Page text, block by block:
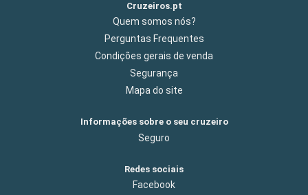
Cruzeiros.pt
Quem somos nós?
Perguntas Frequentes
Condições gerais de venda
Segurança
Mapa do site
Informações sobre o seu cruzeiro
Seguro
Redes sociais
Facebook